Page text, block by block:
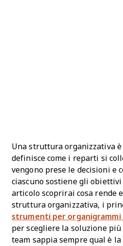
Una struttura organizzativa è
definisce come i reparti si
vengono prese le decisioni e
ciascuno sostiene gli
articolo scoprirai cosa rende
struttura organizzativa, i
strumenti per organigrammi
per scegliere la soluzione
team sappia sempre qual è la